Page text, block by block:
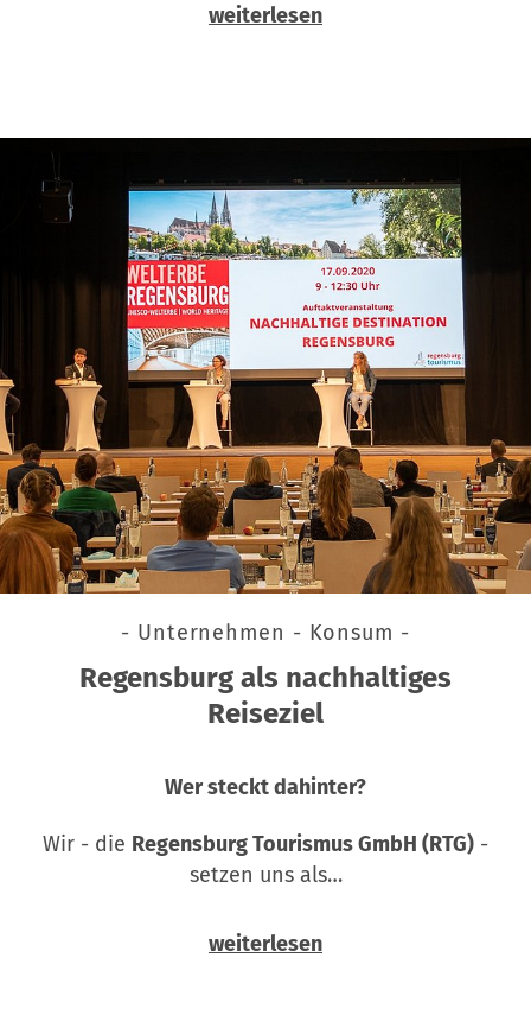
weiterlesen
- Unternehmen - Konsum -
Regensburg als nachhaltiges
Reiseziel
Wer steckt dahinter?
Wir - die Regensburg Tourismus GmbH (RTG) -
setzen uns als…
weiterlesen